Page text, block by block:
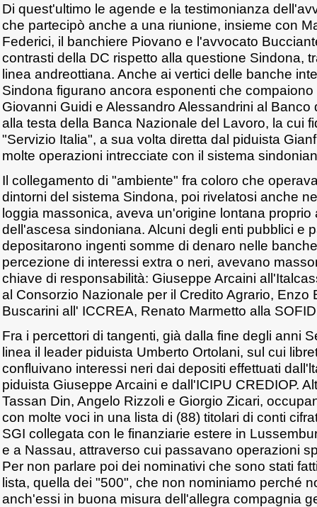
Di quest'ultimo le agende e la testimonianza
che partecipò anche a una riunione, insieme con
Federici, il banchiere Piovano e l'avvocato
contrasti della DC rispetto alla questione Sindona,
linea andreottiana. Anche ai vertici delle banche
Sindona figurano ancora esponenti che compaiono
Giovanni Guidi e Alessandro Alessandrini al Banco
alla testa della Banca Nazionale del Lavoro, la cui
"Servizio Italia", a sua volta diretta dal piduista
molte operazioni intrecciate con il sistema
Il collegamento di "ambiente" fra coloro che
dintorni del sistema Sindona, poi rivelatosi anche
loggia massonica, aveva un'origine lontana proprio
dell'ascesa sindoniana. Alcuni degli enti pubblici e
depositarono ingenti somme di denaro nelle
percezione di interessi extra o neri, avevano
chiave di responsabilità: Giuseppe Arcaini
al Consorzio Nazionale per il Credito Agrario, Enzo
Buscarini all' ICCREA, Renato Marmetto alla
Fra i percettori di tangenti, già dalla fine degli anni
linea il leader piduista Umberto Ortolani, sul cui
confluivano interessi neri dai depositi effettuati
piduista Giuseppe Arcaini e dall'ICIPU CREDIOP.
Tassan Din, Angelo Rizzoli e Giorgio Zicari,
con molte voci in una lista di (88) titolari di conti
SGI collegata con le finanziarie estere in
e a Nassau, attraverso cui passavano operazioni
Per non parlare poi dei nominativi che sono stati
lista, quella dei "500", che non nominiamo perché
anch'essi in buona misura dell'allegra compagnia